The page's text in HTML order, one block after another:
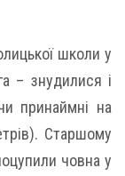
школи у
– знудилися і
принаймні на
Старшому
човна у